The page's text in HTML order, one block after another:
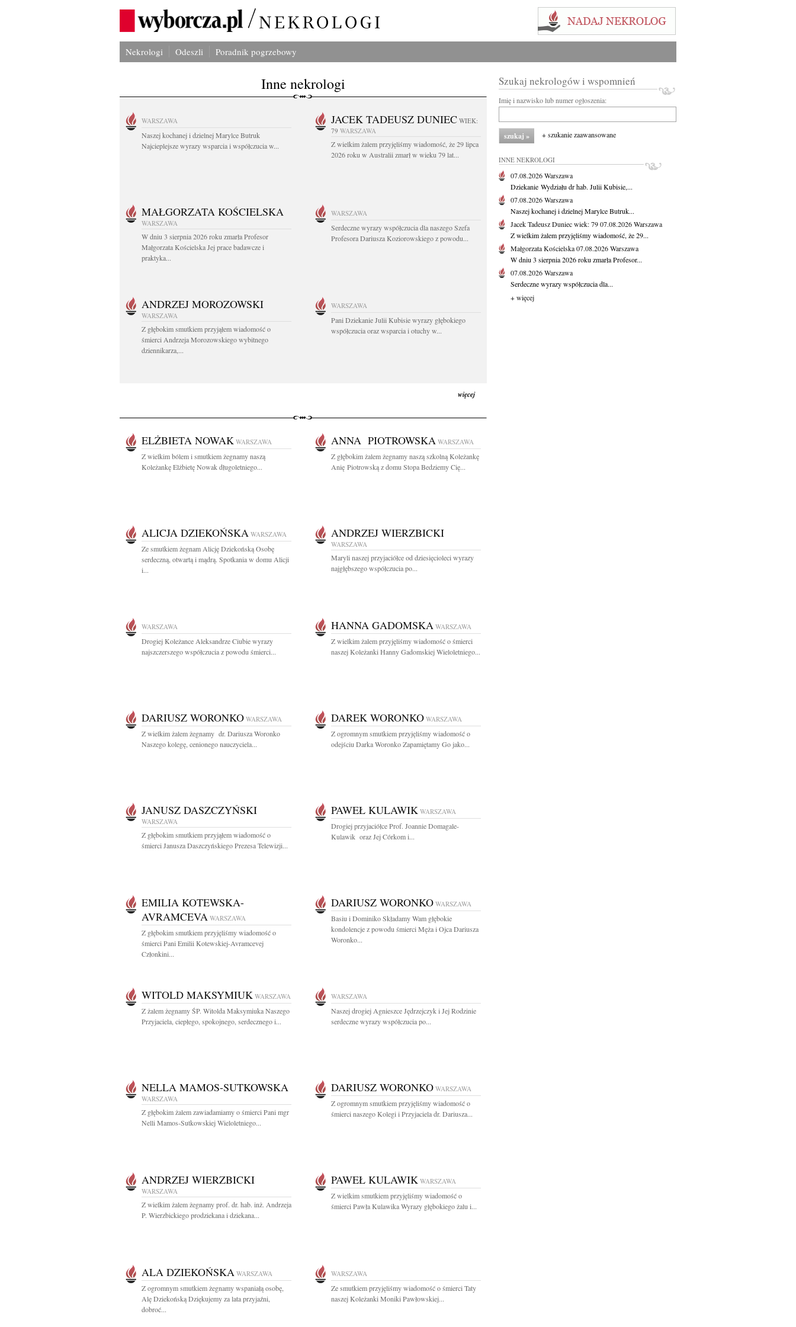
Nekrologi Odeszli Poradnik pogrzebowy
Inne nekrologi
WARSZAWA
Naszej kochanej i dzielnej Marylce Butruk
Najcieplejsze wyrazy wsparcia i współczucia w...
JACEK TADEUSZ DUNIEC WIEK:
79 WARSZAWA
Z wielkim żalem przyjęliśmy wiadomość, że 29 lipca
2026 roku w Australii zmarł w wieku 79 lat...
MAŁGORZATA KOŚCIELSKA
WARSZAWA
W dniu 3 sierpnia 2026 roku zmarła Profesor
Małgorzata Kościelska Jej prace badawcze i
praktyka...
WARSZAWA
Serdeczne wyrazy współczucia dla naszego Szefa
Profesora Dariusza Koziorowskiego z powodu...
ANDRZEJ MOROZOWSKI
WARSZAWA
Z głębokim smutkiem przyjąłem wiadomość o
śmierci Andrzeja Morozowskiego wybitnego
dziennikarza,...
WARSZAWA
Pani Dziekanie Julii Kubisie wyrazy głębokiego
współczucia oraz wsparcia i otuchy w...
więcej
ELŻBIETA NOWAK WARSZAWA
Z wielkim bólem i smutkiem żegnamy naszą
Koleżankę Elżbietę Nowak długoletniego...
ANNA PIOTROWSKA WARSZAWA
Z głębokim żalem żegnamy naszą szkolną Koleżankę
Anię Piotrowską z domu Stopa Bedziemy Cię...
ALICJA DZIEKOŃSKA WARSZAWA
Ze smutkiem żegnam Alicję Dziekońską Osobę
serdeczną, otwartą i mądrą. Spotkania w domu Alicji
i...
ANDRZEJ WIERZBICKI
WARSZAWA
Maryli naszej przyjaciółce od dziesięcioleci wyrazy
najgłębszego współczucia po...
WARSZAWA
Drogiej Koleżance Aleksandrze Ciubie wyrazy
najszczerszego współczucia z powodu śmierci...
HANNA GADOMSKA WARSZAWA
Z wielkim żalem przyjęliśmy wiadomość o śmierci
naszej Koleżanki Hanny Gadomskiej Wieloletniego...
DARIUSZ WORONKO WARSZAWA
Z wielkim żalem żegnamy dr. Dariusza Woronko
Naszego kolegę, cenionego nauczyciela...
DAREK WORONKO WARSZAWA
Z ogromnym smutkiem przyjęliśmy wiadomość o
odejściu Darka Woronko Zapamiętamy Go jako...
JANUSZ DASZCZYŃSKI
WARSZAWA
Z głębokim smutkiem przyjąłem wiadomość o
śmierci Janusza Daszczyńskiego Prezesa Telewizji...
PAWEŁ KULAWIK WARSZAWA
Drogiej przyjaciółce Prof. Joannie Domagale-
Kulawik oraz Jej Córkom i...
EMILIA KOTEWSKA-
AVRAMCEVA WARSZAWA
Z głębokim smutkiem przyjęliśmy wiadomość o
śmierci Pani Emilii Kotewskiej-Avramcevej
Członkini...
DARIUSZ WORONKO WARSZAWA
Basiu i Dominiko Składamy Wam głębokie
kondolencje z powodu śmierci Męża i Ojca Dariusza
Woronko...
WITOLD MAKSYMIUK WARSZAWA
Z żalem żegnamy ŚP. Witolda Maksymiuka Naszego
Przyjaciela, ciepłego, spokojnego, serdecznego i...
WARSZAWA
Naszej drogiej Agnieszce Jędrzejczyk i Jej Rodzinie
serdeczne wyrazy współczucia po...
NELLA MAMOS-SUTKOWSKA
WARSZAWA
Z głębokim żalem zawiadamiamy o śmierci Pani mgr
Nelli Mamos-Sutkowskiej Wieloletniego...
DARIUSZ WORONKO WARSZAWA
Z ogromnym smutkiem przyjęliśmy wiadomość o
śmierci naszego Kolegi i Przyjaciela dr. Dariusza...
ANDRZEJ WIERZBICKI
WARSZAWA
Z wielkim żalem żegnamy prof. dr. hab. inż. Andrzeja
P. Wierzbickiego prodziekana i dziekana...
PAWEŁ KULAWIK WARSZAWA
Z wielkim smutkiem przyjęliśmy wiadomość o
śmierci Pawła Kulawika Wyrazy głębokiego żalu i...
ALA DZIEKOŃSKA WARSZAWA
Z ogromnym smutkiem żegnamy wspaniałą osobę,
Alę Dziekońską Dziękujemy za lata przyjaźni,
dobroć...
WARSZAWA
Ze smutkiem przyjęliśmy wiadomość o śmierci Taty
naszej Koleżanki Moniki Pawłowskiej...
Szukaj nekrologów i wspomnień
Imię i nazwisko lub numer ogłoszenia:
+ szukanie zaawansowane
INNE NEKROLOGI
07.08.2026Warszawa
Dziekanie Wydziału dr hab. Julii Kubisie,...
07.08.2026Warszawa
Naszej kochanej i dzielnej Marylce Butruk...
Jacek Tadeusz Duniecwiek: 7907.08.2026Warszawa
Z wielkim żalem przyjęliśmy wiadomość, że 29...
Małgorzata Kościelska07.08.2026Warszawa
W dniu 3 sierpnia 2026 roku zmarła Profesor...
07.08.2026Warszawa
Serdeczne wyrazy współczucia dla...
+ więcej